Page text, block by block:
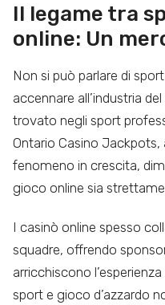
Il legame tra
online: Un
Non si può parlare di
accennare all’industria
trovato negli sport
Ontario Casino
fenomeno in crescita,
gioco online sia
I casinò online spesso
squadre, offrendo
arricchiscono
sport e gioco d’azzardo